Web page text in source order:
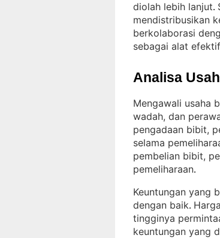
diolah lebih lanjut.
mendistribusikan
berkolaborasi
sebagai alat
Analisa
Mengawali usaha
wadah, dan
pengadaan bibit,
selama
pembelian bibit,
pemeliharaan.
Keuntungan yang
dengan baik.
tingginya
keuntungan yang